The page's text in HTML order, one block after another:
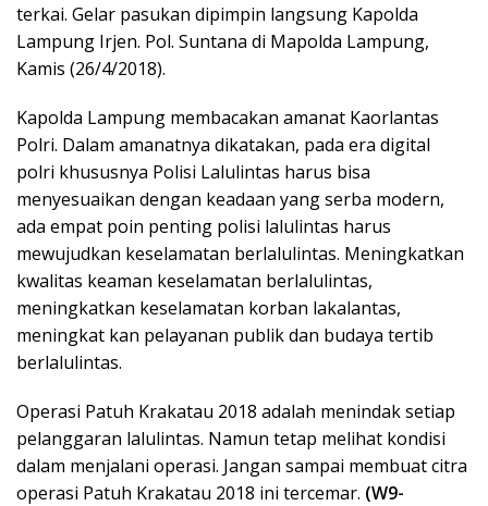
terkai. Gelar pasukan dipimpin langsung Kapolda
Lampung Irjen. Pol. Suntana di Mapolda Lampung,
Kamis (26/4/2018).
Kapolda Lampung membacakan amanat Kaorlantas
Polri. Dalam amanatnya dikatakan, pada era digital
polri khususnya Polisi Lalulintas harus bisa
menyesuaikan dengan keadaan yang serba modern,
ada empat poin penting polisi lalulintas harus
mewujudkan keselamatan berlalulintas. Meningkatkan
kwalitas keaman keselamatan berlalulintas,
meningkatkan keselamatan korban lakalantas,
meningkat kan pelayanan publik dan budaya tertib
berlalulintas.
Operasi Patuh Krakatau 2018 adalah menindak setiap
pelanggaran lalulintas. Namun tetap melihat kondisi
dalam menjalani operasi. Jangan sampai membuat citra
operasi Patuh Krakatau 2018 ini tercemar. (W9-